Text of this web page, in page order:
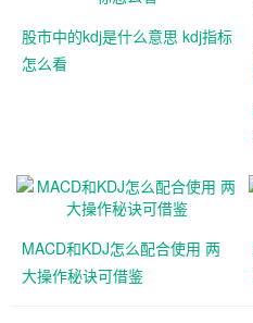
股市中的kdj是什么意思 kdj指标
怎么看
MACD和KDJ怎么配合使用 两
大操作秘诀可借鉴